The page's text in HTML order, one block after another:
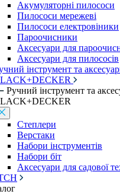
Акумуляторні пилососи
Пилососи мережеві
Пилососи електровіники
Пароочисники
Аксесуари для
Аксесуари для пилососів
інструмент та
Ручний інструмент та
Степлери
Верстаки
Набори інструментів
Набори біт
Аксесуари для садової